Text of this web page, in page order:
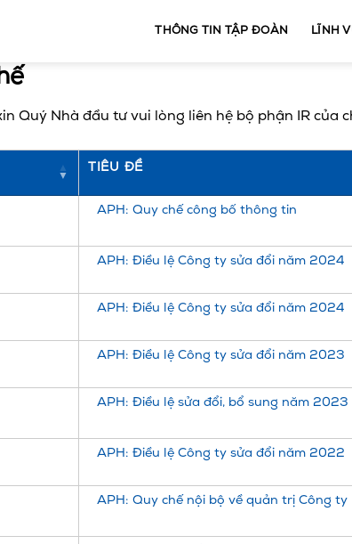
THÔNG TIN TẬP ĐOÀN LĨNH
Quý Nhà đầu tư vui lòng liên hệ bộ phận IR của
TIÊU ĐỀ
APH: Quy chế công bố thông tin
APH: Điều lệ Công ty sửa đổi năm 2024
APH: Điều lệ Công ty sửa đổi năm 2024
APH: Điều lệ Công ty sửa đổi năm 2023
APH: Điều lệ sửa đổi, bổ sung năm 2023
APH: Điều lệ Công ty sửa đổi năm 2022
APH: Quy chế nội bộ về quản trị Công ty